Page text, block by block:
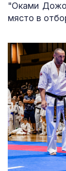
"Оками
място в